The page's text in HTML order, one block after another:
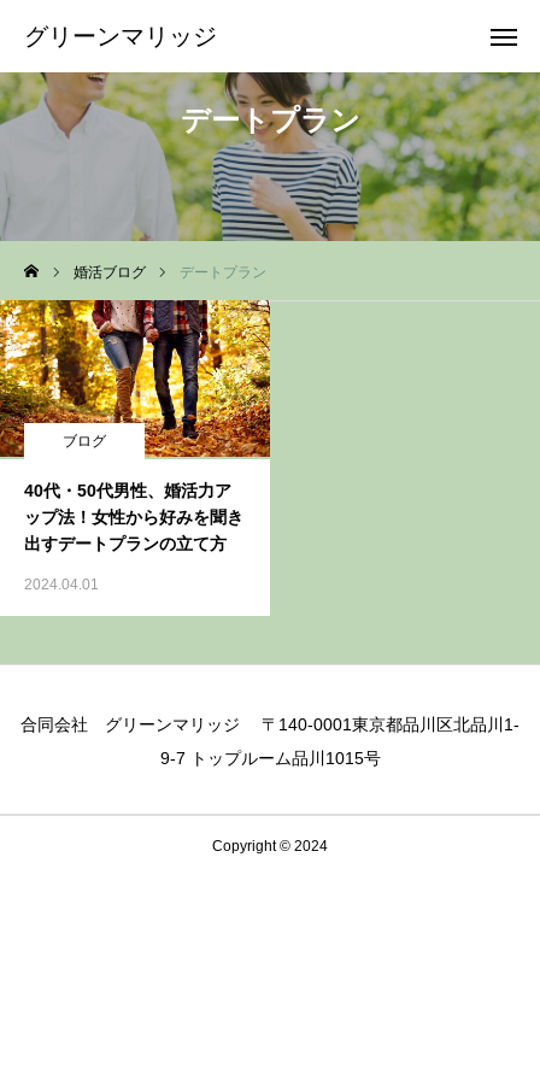
グリーンマリッジ
デートプラン
婚活ブログ デートプラン
ブログ
40代・50代男性、婚活力ア
ップ法！女性から好みを聞き
出すデートプランの立て方
2024.04.01
合同会社 グリーンマリッジ 〒140-0001東京都品川区北品川1-
9-7 トップルーム品川1015号
Copyright © 2024
グリーンマリッジ
無料相談 問合せ
当所の特徴
サービス&料金
結婚相談所選び
ブログ